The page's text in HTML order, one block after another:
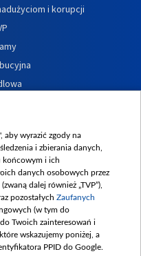
i korupcji
aby wyrazić zgody na
i zbierania danych,
końcowym i ich
danych osobowych przez
dalej również „TVP”),
pozostałych Zaufanych
(w tym do
Twoich zainteresowań i
wskazujemy poniżej, a
PPID do Google.